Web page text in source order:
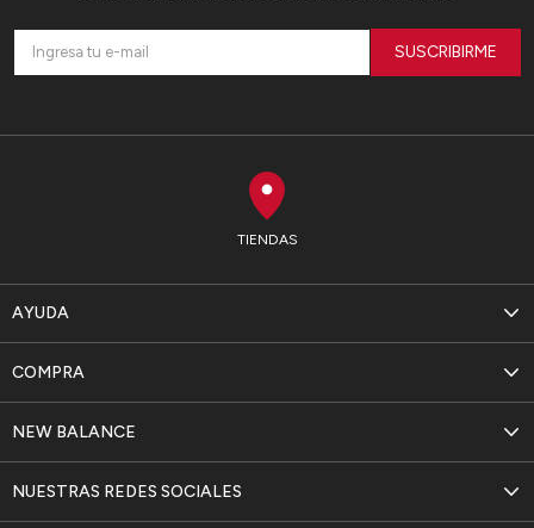
TIENDAS
AYUDA
NEW BALANCE
COMPRA
NUESTRAS REDES SOCIALES
SUSCRIBIRME